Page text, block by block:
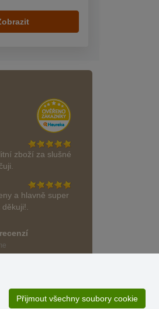
zboží za slušné
a hlavně super
Přijmout všechny soubory cookie